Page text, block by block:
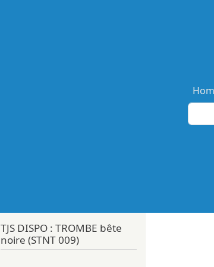
TJS DISPO : TROMBE bête
noire (STNT 009)